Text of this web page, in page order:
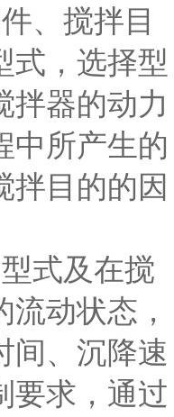
、搅拌目
式，选择型
拌器的动力
中所产生的
拌目的的因
式及在搅
动状态，
间、沉降速
要求，通过